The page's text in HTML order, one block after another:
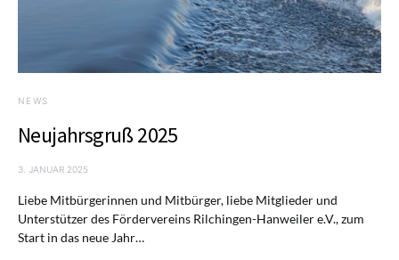
NEWS
Neujahrsgruß 2025
3. JANUAR 2025
Liebe Mitbürgerinnen und Mitbürger, liebe Mitglieder und
Unterstützer des Fördervereins Rilchingen-Hanweiler e.V., zum
Start in das neue Jahr…